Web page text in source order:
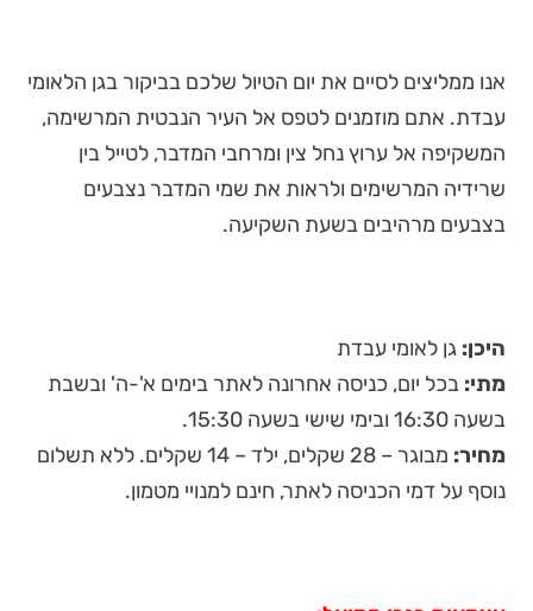
אנו ממליצים לסיים את יום הטיול שלכם בביקור בגן הלאומי
עבדת. אתם מוזמנים לטפס אל העיר הנבטית המרשימה,
המשקיפה אל ערוץ נחל צין ומרחבי המדבר, לטייל בין
שרידיה המרשימים ולראות את שמי המדבר נצבעים
בצבעים מרהיבים בשעת השקיעה.
היכן: גן לאומי עבדת
מתי: בכל יום, כניסה אחרונה לאתר בימים א'-ה' ובשבת
בשעה 16:30 ובימי שישי בשעה 15:30.
מחיר:
מבוגר – 28 שקלים, ילד – 14 שקלים. ללא תשלום
נוסף על דמי הכניסה לאתר, חינם למנויי מטמון.